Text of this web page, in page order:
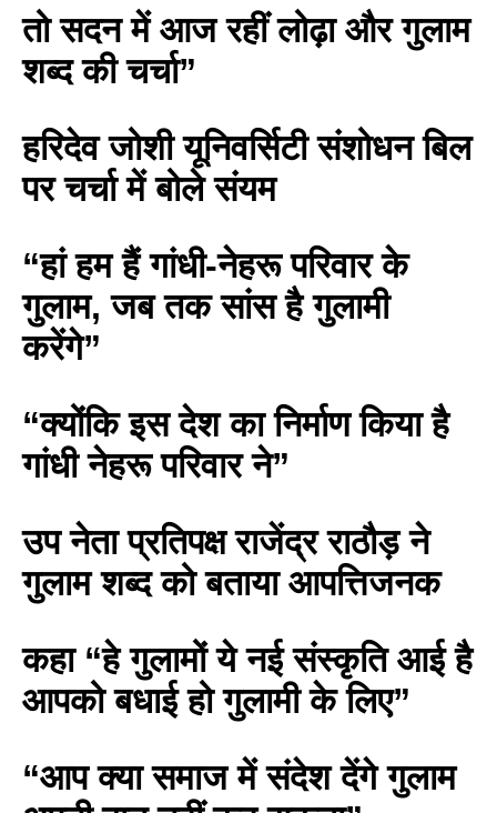
तो सदन में आज रहीं लोढ़ा और गुलाम
शब्द की चर्चा”
हरिदेव जोशी यूनिवर्सिटी संशोधन बिल
पर चर्चा में बोले संयम
“हां हम हैं गांधी-नेहरू परिवार के
गुलाम, जब तक सांस है गुलामी
करेंगे”
“क्योंकि इस देश का निर्माण किया है
गांधी नेहरू परिवार ने”
उप नेता प्रतिपक्ष राजेंद्र राठौड़ ने
गुलाम शब्द को बताया आपत्तिजनक
कहा “हे गुलामों ये नई संस्कृति आई है
आपको बधाई हो गुलामी के लिए”
“आप क्या समाज में संदेश देंगे गुलाम